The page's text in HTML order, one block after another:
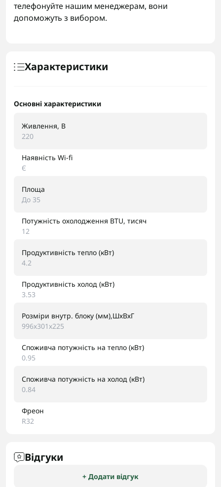
телефонуйте нашим менеджерам, вони
допоможуть з вибором.
Характеристики
Основні характеристики
Живлення, В
220
Наявність Wi-fi
Є
Площа
До 35
Потужність охолодження BTU, тисяч
12
Продуктивність тепло (кВт)
4.2
Продуктивність холод (кВт)
3.53
Розміри внутр. блоку (мм),ШхВхГ
996х301х225
Споживча потужність на тепло (кВт)
0.95
Споживча потужність на холод (кВт)
0.84
Фреон
R32
Відгуки
+ Додати відгук